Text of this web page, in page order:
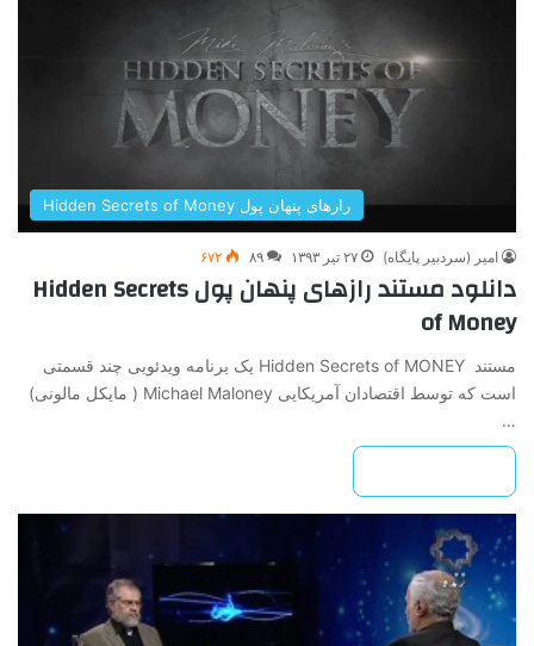
رازهای پنهان پول Hidden Secrets of Money
امیر (سردبیر پایگاه) ۲۷ تیر ۱۳۹۳ ۸۹ ۶۷۲
دانلود مستند رازهای پنهان پول Hidden Secrets
of Money
مستند Hidden Secrets of MONEY یک برنامه ویدئویی چند قسمتی
است که توسط اقتصادان آمریکایی Michael Maloney ( مایکل مالونی)
…